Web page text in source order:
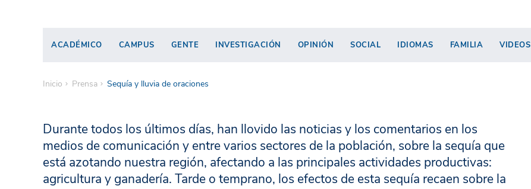
ACADÉMICO CAMPUS GENTE INVESTIGACIÓN OPINIÓN SOCIAL IDIOMAS FAMILIA VIDEOS
Inicio Prensa Sequía y lluvia de oraciones
Durante todos los últimos días, han llovido las noticias y los comentarios en los
medios de comunicación y entre varios sectores de la población, sobre la sequía que
está azotando nuestra región, afectando a las principales actividades productivas:
agricultura y ganadería. Tarde o temprano, los efectos de esta sequía recaen sobre la